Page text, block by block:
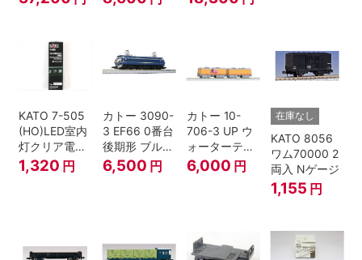
グボーイ＃
線 増結4両セ
線 基本7両セ
KATO 7-505
(HO)LED室内
灯クリア電球
色
1,320 円
カトー 3090-
3 EF66 0番台
後期形 ブルー
トレイン牽引
機
6,500 円
カトー 10-
706-3 UP ウ
ォーターテン
ダー 2両入
6,000 円
在庫なし
KATO 8056
ワム70000 2
両入 Nゲージ
1,155 円